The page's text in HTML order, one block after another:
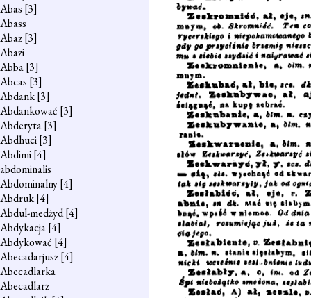
Abas [3]
Abass
Abaz[3]
Abazi
Abba[3]
Abcas [3]
Abdank[3]
Abdankować [3]
Abderyta[3]
Abdhuci[3]
Abdimi[4]
abdominalis
Abdominalny[4]
Abdruk[4]
Abdul-medżyd[4]
Abdykacja[4]
Abdykować [4]
Abecadarjusz[4]
Abecadlarka
Abecadlarz